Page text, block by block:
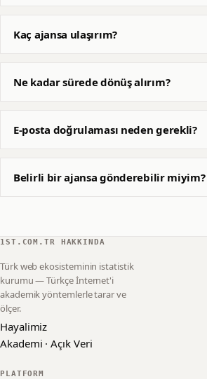
Kaç ajansa ulaşırım?
Ne kadar sürede dönüş alırım?
E-posta doğrulaması neden gerekli?
Belirli bir ajansa gönderebilir miyim?
1ST.COM.TR HAKKINDA
Türk web ekosisteminin istatistik
kurumu — Türkçe İnternet'i
akademik yöntemlerle tarar ve
ölçer.
Hayalimiz
Akademi · Açık Veri
PLATFORM